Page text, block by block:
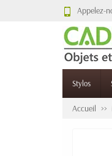
Appelez-
Stylos
Accueil